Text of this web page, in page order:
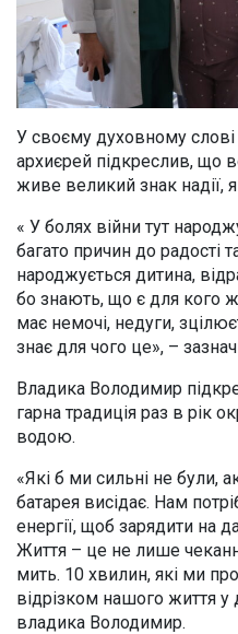
У своєму духовному слові
архиєрей підкреслив, що
живе великий знак надії,
« У болях війни тут
багато причин до радості
народжується дитина,
бо знають, що є для кого
має немочі, недуги,
знає для чого це», –
Владика Володимир
гарна традиція раз в рік
водою.
«Які б ми сильні не були,
батарея висідає. Нам
енергії, щоб зарядити на
Життя – це не лише
мить. 10 хвилин, які ми
відрізком нашого життя у
владика Володимир.